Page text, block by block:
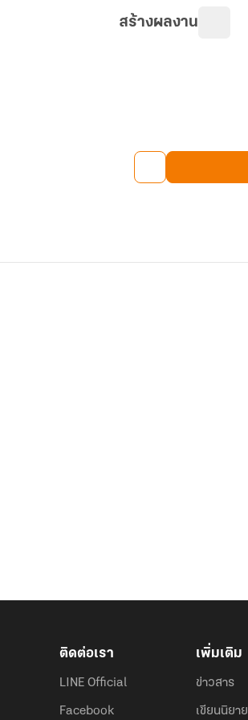
สร้างผลงาน
ติดต่อเรา
LINE Official
Facebook
เพิ่มเติม
ข่าวสาร
เขียนนิยาย